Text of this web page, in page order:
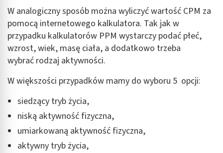
W analogiczny sposób można wyliczyć wartość CPM za
pomocą internetowego kalkulatora. Tak jak w
przypadku kalkulatorów PPM wystarczy podać płeć,
wzrost, wiek, masę ciała, a dodatkowo trzeba
wybrać rodzaj aktywności.
W większości przypadków mamy do wyboru 5 opcji:
siedzący tryb życia,
niską aktywność fizyczna,
umiarkowaną aktywność fizyczna,
aktywny tryb życia,